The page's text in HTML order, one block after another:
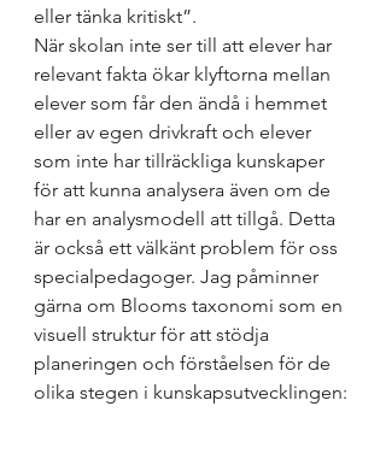
eller tänka kritiskt”.
När skolan inte ser till att elever har
relevant fakta ökar klyftorna mellan
elever som får den ändå i hemmet
eller av egen drivkraft och elever
som inte har tillräckliga kunskaper
för att kunna analysera även om de
har en analysmodell att tillgå. Detta
är också ett välkänt problem för oss
specialpedagoger. Jag påminner
gärna om Blooms taxonomi som en
visuell struktur för att stödja
planeringen och förståelsen för de
olika stegen i kunskapsutvecklingen: